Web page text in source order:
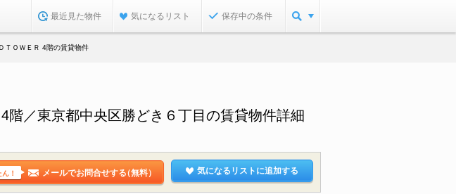
最近見た物件 気になるリスト 保存中の条件
ＯＷＥＲ 4階の賃貸物件
／東京都中央区勝どき６丁目の賃貸物件詳細
！ メールでお問合せする（無料） 気になるリストに追加する